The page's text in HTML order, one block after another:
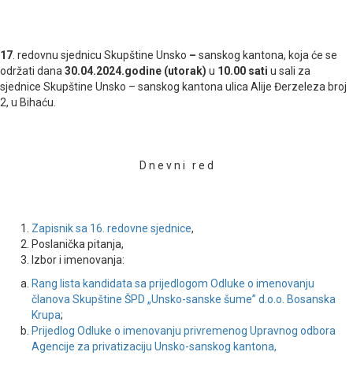
17 . redovnu sjednicu Skupštine Unsko – sanskog kantona, koja će se
održati dana 30.04.2024.godine (utorak) u 10.00 sati u sali za
sjednice Skupštine Unsko – sanskog kantona ulica Alije Đerzeleza broj
2, u Bihaću.
D n e v n i r e d
Zapisnik sa 16. redovne sjednice,
Poslanička pitanja,
Izbor i imenovanja:
Rang lista kandidata sa prijedlogom Odluke o imenovanju
članova Skupštine ŠPD „Unsko-sanske šume” d.o.o. Bosanska
Krupa;
Prijedlog Odluke o imenovanju privremenog Upravnog odbora
Agencije za privatizaciju Unsko-sanskog kantona,